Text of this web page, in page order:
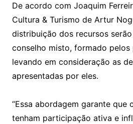
De acordo com Joaquim
Cultura & Turismo de Artur
distribuição dos recursos
conselho misto, formado
levando em consideração as
apresentadas por eles.
“Essa abordagem garante que
tenham participação ativa e